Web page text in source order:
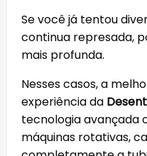
Se você já tentou
continua represada,
mais profunda.
Nesses casos, a
experiência da
tecnologia avançada
máquinas rotativas,